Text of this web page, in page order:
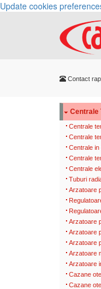
Update cookies
Contact
Centrale
Centrale
Centrale
Centrale
Centrale
Centrale
Tuburi
Arzatoare
Arzatoare
Arzatoare
Arzatoare
Arzatoare
Arzatoare
Cazane
Cazane